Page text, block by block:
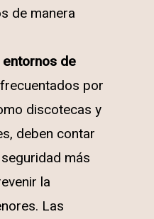
de manera
de
por
discotecas y
deben contar
más
la
Las